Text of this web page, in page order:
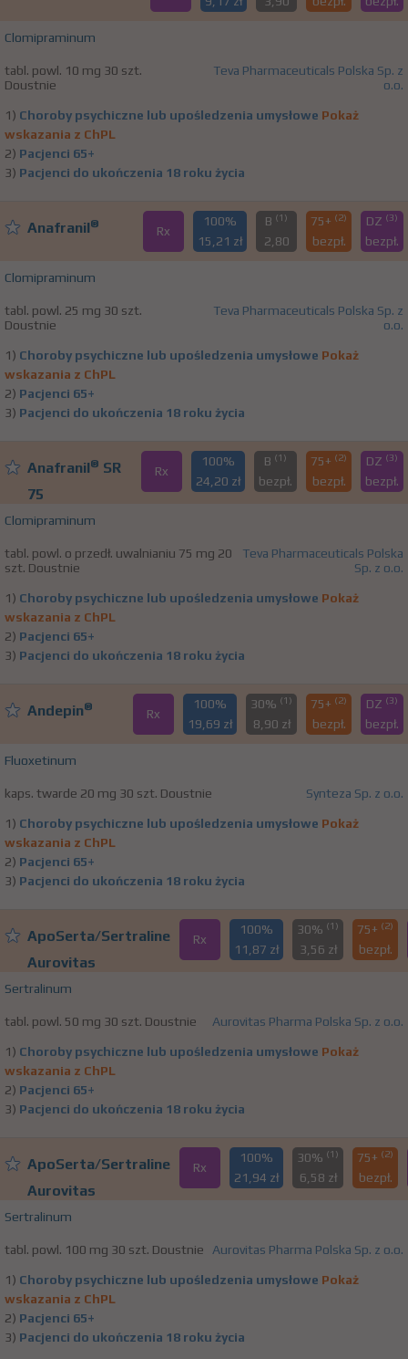
Clomipraminum
tabl. powl. 10 mg 30 szt.
Doustnie
Teva Pharmaceuticals Polska Sp. z
o.o.
1) Choroby psychiczne lub upośledzenia umysłowe Pokaż
wskazania z ChPL
2) Pacjenci 65+
3) Pacjenci do ukończenia 18 roku życia
Anafranil® Rx
100%
15,21 zł
B (1)
2,80
75+ (2)
bezpł.
DZ (3)
bezpł.
Clomipraminum
tabl. powl. 25 mg 30 szt.
Doustnie
Teva Pharmaceuticals Polska Sp. z
o.o.
1) Choroby psychiczne lub upośledzenia umysłowe Pokaż
wskazania z ChPL
2) Pacjenci 65+
3) Pacjenci do ukończenia 18 roku życia
Anafranil® SR
75
Rx
100%
24,20 zł
B (1)
bezpł.
75+ (2)
bezpł.
DZ (3)
bezpł.
Clomipraminum
tabl. powl. o przedł. uwalnianiu 75 mg 20
szt. Doustnie
Teva Pharmaceuticals Polska
Sp. z o.o.
1) Choroby psychiczne lub upośledzenia umysłowe Pokaż
wskazania z ChPL
2) Pacjenci 65+
3) Pacjenci do ukończenia 18 roku życia
Andepin® Rx
100%
19,69 zł
30% (1)
8,90 zł
75+ (2)
bezpł.
DZ (3)
bezpł.
Fluoxetinum
kaps. twarde 20 mg 30 szt. Doustnie Synteza Sp. z o.o.
1) Choroby psychiczne lub upośledzenia umysłowe Pokaż
wskazania z ChPL
2) Pacjenci 65+
3) Pacjenci do ukończenia 18 roku życia
ApoSerta/Sertraline
Aurovitas
Rx
100%
11,87 zł
30% (1)
3,56 zł
75+ (2)
bezpł.
Sertralinum
tabl. powl. 50 mg 30 szt. Doustnie Aurovitas Pharma Polska Sp. z o.o.
1) Choroby psychiczne lub upośledzenia umysłowe Pokaż
wskazania z ChPL
2) Pacjenci 65+
3) Pacjenci do ukończenia 18 roku życia
ApoSerta/Sertraline
Aurovitas
Rx
100%
21,94 zł
30% (1)
6,58 zł
75+ (2)
bezpł.
Sertralinum
tabl. powl. 100 mg 30 szt. Doustnie Aurovitas Pharma Polska Sp. z o.o.
1) Choroby psychiczne lub upośledzenia umysłowe Pokaż
wskazania z ChPL
2) Pacjenci 65+
3) Pacjenci do ukończenia 18 roku życia